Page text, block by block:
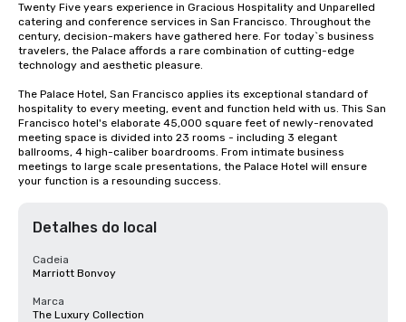
Twenty Five years experience in Gracious Hospitality and Unparelled
catering and conference services in San Francisco. Throughout the
century, decision-makers have gathered here. For today`s business
travelers, the Palace affords a rare combination of cutting-edge
technology and aesthetic pleasure.
The Palace Hotel, San Francisco applies its exceptional standard of
hospitality to every meeting, event and function held with us. This San
Francisco hotel's elaborate 45,000 square feet of newly-renovated
meeting space is divided into 23 rooms - including 3 elegant
ballrooms, 4 high-caliber boardrooms. From intimate business
meetings to large scale presentations, the Palace Hotel will ensure
your function is a resounding success.
Detalhes do local
Cadeia
Marriott Bonvoy
Marca
The Luxury Collection